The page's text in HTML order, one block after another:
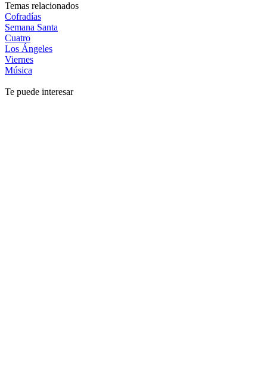
Temas relacionados
Cofradías
Semana Santa
Cuatro
Los Ángeles
Viernes
Música
Te puede interesar